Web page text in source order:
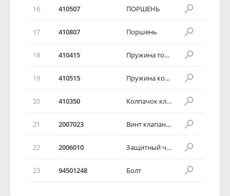
16 410507 ПОРШЕНЬ
17 410807 Поршень
18 410415 Пружина тормозной колодки
19 410515 Пружина колодок тормозов
20 410350 Колпачок клапана выпуска воздуха
21 2007023 Винт клапана выпуска воздуха
22 2006010 Защитный чехол пальца
23 94501248 Болт